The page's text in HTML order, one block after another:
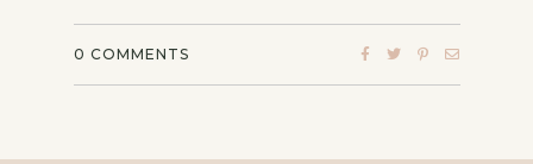
0 COMMENTS